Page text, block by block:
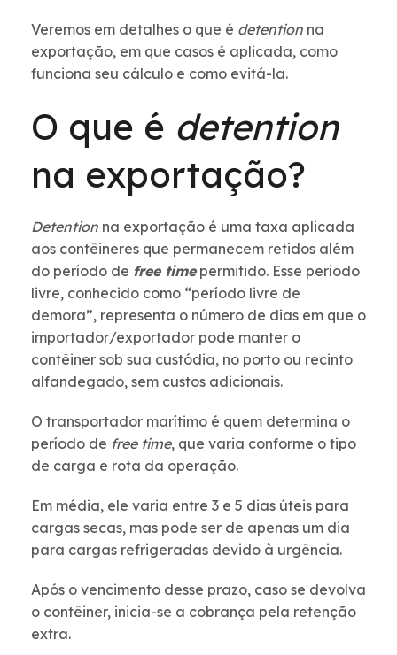
Veremos em detalhes o que é detention na
exportação, em que casos é aplicada, como
funciona seu cálculo e como evitá-la.
O que é detention
na exportação?
Detention na exportação é uma taxa aplicada
aos contêineres que permanecem retidos além
do período de free timepermitido. Esse período
livre, conhecido como “período livre de
demora”, representa o número de dias em que o
importador/exportador pode manter o
contêiner sob sua custódia, no porto ou recinto
alfandegado, sem custos adicionais.
O transportador marítimo é quem determina o
período de free time, que varia conforme o tipo
de carga e rota da operação.
Em média, ele varia entre 3 e 5 dias úteis para
cargas secas, mas pode ser de apenas um dia
para cargas refrigeradas devido à urgência.
Após o vencimento desse prazo, caso se devolva
o contêiner, inicia-se a cobrança pela retenção
extra.